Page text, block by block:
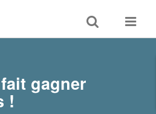
Toggle
search
Toggle
gagner
!